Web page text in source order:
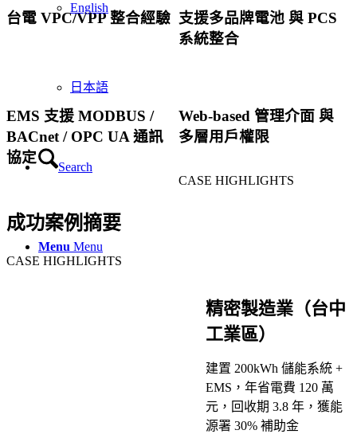
English
日本語
Search
Menu Menu
台電 VPC/VPP 整合經驗 支援多品牌電池 與 PCS
系統整合
EMS 支援 MODBUS /
BACnet / OPC UA 通訊
協定
Web-based 管理介面 與
多層用戶權限
CASE HIGHLIGHTS
成功案例摘要
CASE HIGHLIGHTS
精密製造業（台中
工業區）
建置 200kWh 儲能系統 +
EMS，年省電費 120 萬
元，回收期 3.8 年，獲能
源署 30% 補助金